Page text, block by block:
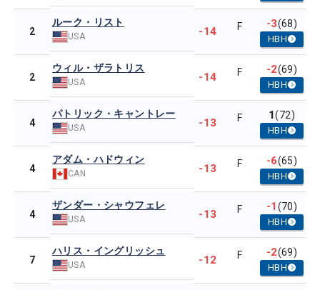
2
ルーク・リスト
USA -14 F -3(68)
HBH
2
ウィル・ザラトリス
USA -14 F -2(69)
HBH
4
パトリック・キャントレー
USA -13 F 1(72)
HBH
4
アダム・ハドウィン
CAN -13 F -6(65)
HBH
4
ザンダー・シャウフェレ
USA -13 F -1(70)
HBH
7
ハリス・イングリッシュ
USA -12 F -2(69)
HBH